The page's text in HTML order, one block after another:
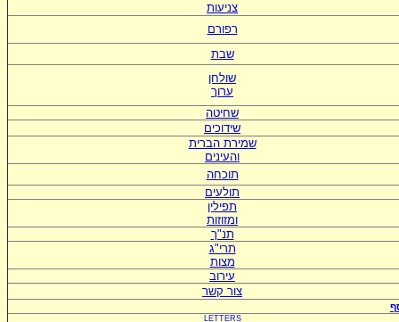
צניעות
רפורם
שבת
שולחן
ערוך
שחיטה
שידוכים
שמירת הברית
והעינים
תוכחה
תולעים
תפילין
ומזוזות
תנ"ך
תרי"ג
מצות
עירוב
צור קשר
LETTERS